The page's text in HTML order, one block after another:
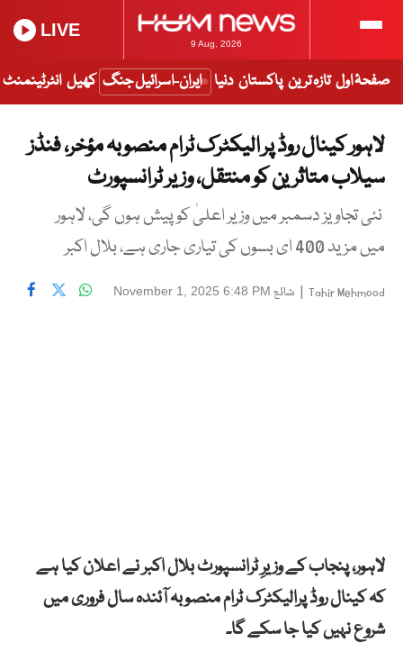
9 Aug, 2026
LIVE
صفحۂ اول تازہ ترین پاکستان دنیا ایران-اسرائیل جنگ کھیل انٹرٹینمنٹ
لاہور کینال روڈ پر الیکٹرک ٹرام منصوبہ مؤخر، فنڈز
سیلاب متاثرین کو منتقل، وزیر ٹرانسپورٹ
نئی تجاویز دسمبر میں وزیر اعلیٰ کو پیش ہوں گی، لاہور
میں مزید 400 ای بسوں کی تیاری جاری ہے، بلال اکبر
Tahir Mehmood
| شائع November 1, 2025 6:48 PM
لاہور، پنجاب کے وزیرِ ٹرانسپورٹ بلال اکبر نے اعلان کیا ہے
کہ کینال روڈ پرالیکٹرک ٹرام منصوبہ آئندہ سال فروری میں
شروع نہیں کیا جا سکے گا۔